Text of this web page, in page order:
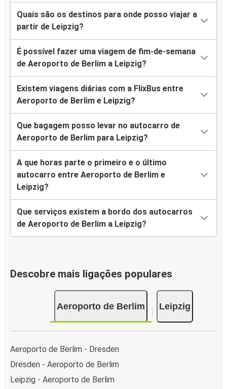
Quais são os destinos para onde posso viajar a
partir de Leipzig?
É possível fazer uma viagem de fim-de-semana
de Aeroporto de Berlim a Leipzig?
Existem viagens diárias com a FlixBus entre
Aeroporto de Berlim e Leipzig?
Que bagagem posso levar no autocarro de
Aeroporto de Berlim para Leipzig?
A que horas parte o primeiro e o último
autocarro entre Aeroporto de Berlim e
Leipzig?
Que serviços existem a bordo dos autocarros
de Aeroporto de Berlim a Leipzig?
Descobre mais ligações populares
Aeroporto de Berlim Leipzig
Aeroporto de Berlim - Dresden
Dresden - Aeroporto de Berlim
Leipzig - Aeroporto de Berlim